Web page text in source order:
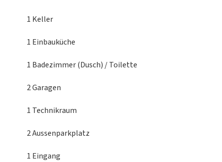
1 Keller
1 Einbauküche
1 Badezimmer (Dusch) / Toilette
2 Garagen
1 Technikraum
2 Aussenparkplatz
1 Eingang